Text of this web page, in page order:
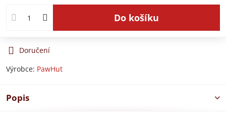
Do košíku
Doručení
Výrobce: PawHut
Popis